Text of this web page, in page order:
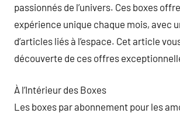
passionnés de l’univers. Ces boxes
expérience unique chaque mois, avec
d’articles liés à l’espace. Cet article
découverte de ces offres
À l’Intérieur des Boxes
Les boxes par abonnement pour les